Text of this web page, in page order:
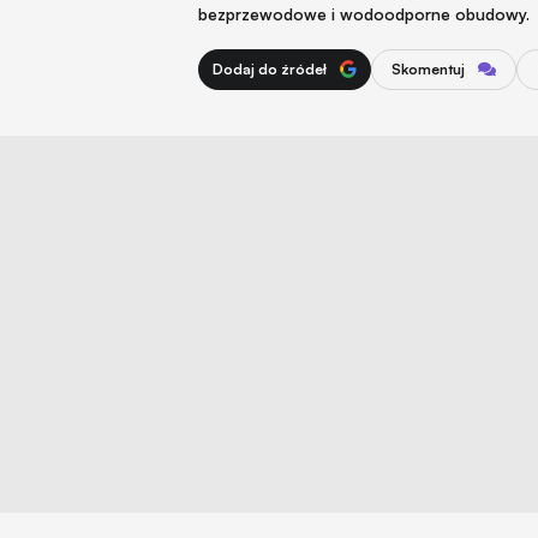
bezprzewodowe i wodoodporne obudowy.
Dodaj do źródeł Skomentuj